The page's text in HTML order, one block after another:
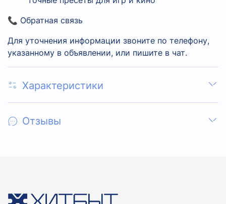
📞 Обратная связь
Для уточнения информации звоните по телефону,
указанному в объявлении, или пишите в чат.
Характеристики
Отзывы